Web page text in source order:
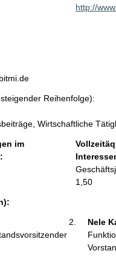
k
m
t
o
n
e
n
http://
Reihenfolge):
Wirtschaftliche
im
1,50
Nele